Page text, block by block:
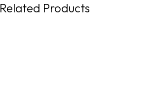
Related Products